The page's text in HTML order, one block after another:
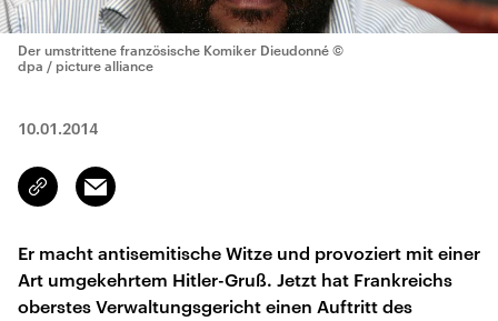
Der umstrittene französische Komiker Dieudonné ©
dpa / picture alliance
10.01.2014
Link
kopieren/teilen
Email
Er macht antisemitische Witze und provoziert mit einer
Art umgekehrtem Hitler-Gruß. Jetzt hat Frankreichs
oberstes Verwaltungsgericht einen Auftritt des